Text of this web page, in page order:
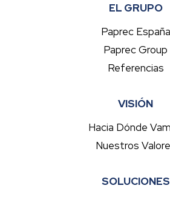
EL GRUPO
Paprec España
Paprec Group
Referencias
VISIÓN
Hacia Dónde
Nuestros
SOLUCIONES